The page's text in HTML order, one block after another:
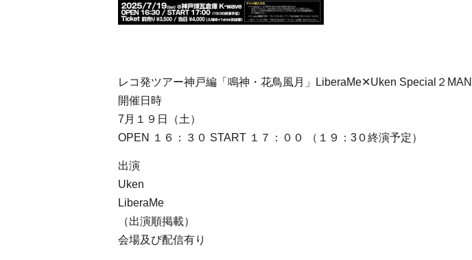
レコ発ツアー神戸編「鳴神・花鳥風月」LiberaMe✕Uken Special２MAN
開催日時
7月１９日（土）
OPEN １６：３０ START １７：００ （１９：3０終演予定）
出演
Uken
LiberaMe
（出演順掲載）
会場及び配信有り